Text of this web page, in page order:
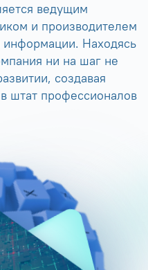
ведущим
и производителем
информации. Находясь
ни на шаг не
создавая
штат профессионалов